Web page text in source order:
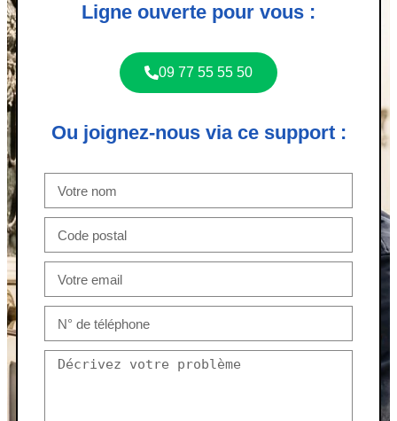
Ligne ouverte pour vous :
09 77 55 55 50
Ou joignez-nous via ce support :